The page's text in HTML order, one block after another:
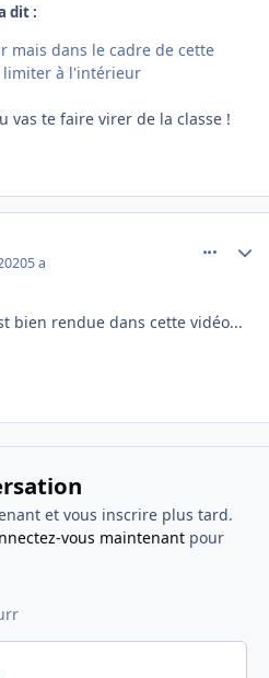
dit :
mais dans le cadre de cette
limiter à l'intérieur
te faire virer de la classe !
5 a
bien rendue dans cette vidéo...
et vous inscrire plus tard.
vous maintenantpour